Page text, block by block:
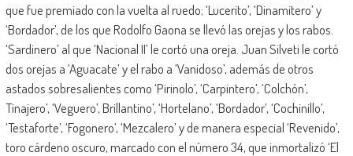
que fue premiado con la vuelta al ruedo; ‘Lucerito’, ‘Dinamitero’ y
‘Bordador’, de los que Rodolfo Gaona se llevó las orejas y los rabos.
‘Sardinero’ al que ‘Nacional II’ le cortó una oreja. Juan Silveti le cortó
dos orejas a ‘Aguacate’ y el rabo a ‘Vanidoso’, además de otros
astados sobresalientes como ‘Pirinolo’, ‘Carpintero’, ‘Colchón’,
Tinajero’, ‘Veguero’, Brillantino’, ‘Hortelano’, ‘Bordador’, ‘Cochinillo’,
‘Testaforte’, ‘Fogonero’, ‘Mezcalero’ y de manera especial ‘Revenido’,
toro cárdeno oscuro, marcado con el número 34, que inmortalizó ‘El